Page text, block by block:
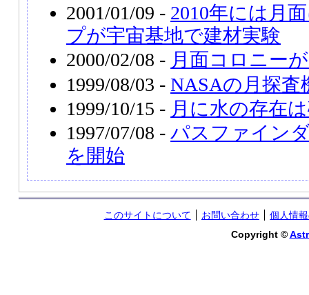
2001/01/09 - 2010年には月
プが宇宙基地で建材実験
2000/02/08 - 月面コロニー
1999/08/03 - NASAの月探査
1999/10/15 - 月に水の存在
1997/07/08 - パスファイン
を開始
このサイトについて お問い合わせ
個人情
Copyright ©